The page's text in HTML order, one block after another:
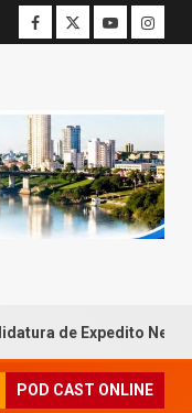
Netto ao Governo de
POD CAST ONLINE